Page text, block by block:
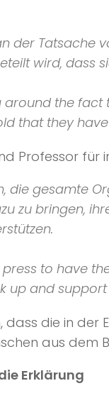
der Tatsache
wird, dass
around the
that they
Professor für
die gesamte
zu bringen,
to have
up and
dass die in der
aus dem
Erklärung